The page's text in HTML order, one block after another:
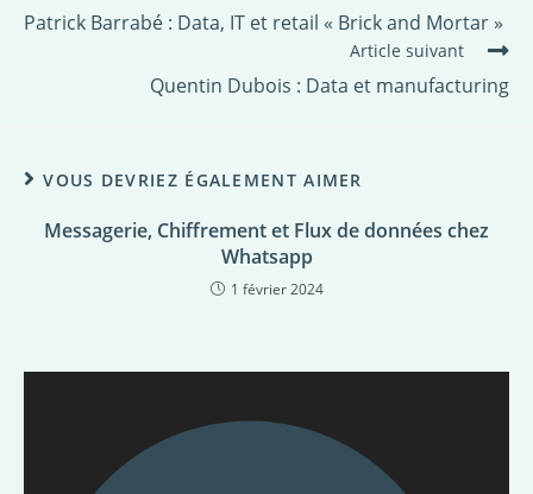
Patrick Barrabé : Data, IT et retail « Brick and Mortar »
Article suivant
Quentin Dubois : Data et manufacturing
VOUS DEVRIEZ ÉGALEMENT AIMER
Messagerie, Chiffrement et Flux de données chez
Whatsapp
1 février 2024